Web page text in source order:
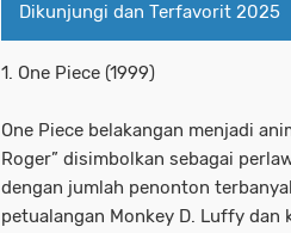
Dikunjungi dan Terfavorit 2025
1. One Piece (1999)
One Piece belakangan menjadi
Roger” disimbolkan sebagai
dengan jumlah penonton
petualangan Monkey D. Luffy dan